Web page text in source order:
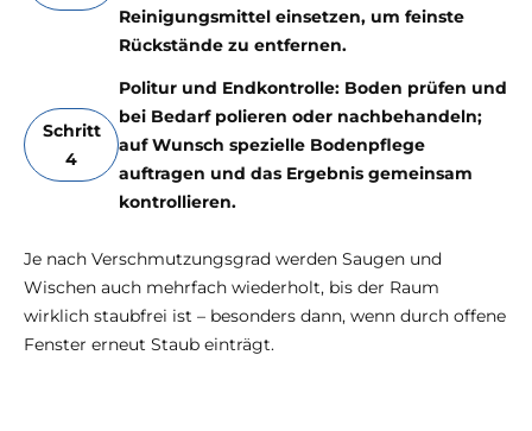
Reinigungsmittel einsetzen, um feinste
Rückstände zu entfernen.
Schritt
4
Politur und Endkontrolle: Boden prüfen und
bei Bedarf polieren oder nachbehandeln;
auf Wunsch spezielle Bodenpflege
auftragen und das Ergebnis gemeinsam
kontrollieren.
Je nach Verschmutzungsgrad werden Saugen und
Wischen auch mehrfach wiederholt, bis der Raum
wirklich staubfrei ist – besonders dann, wenn durch offene
Fenster erneut Staub einträgt.